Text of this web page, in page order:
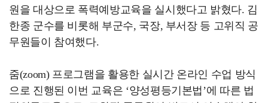
원을 대상으로 폭력예방교육을 실시했다고 밝혔다. 김
한종 군수를 비롯해 부군수, 국장, 부서장 등 고위직 공
무원들이 참여했다.
줌(zoom) 프로그램을 활용한 실시간 온라인 수업 방식
으로 진행된 이번 교육은 ‘양성평등기본법’에 따른 법